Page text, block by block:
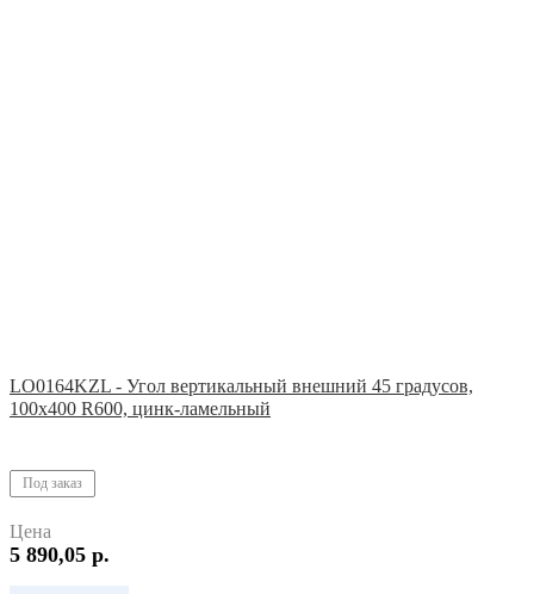
LO0164KZL - Угол вертикальный внешний 45 градусов,
100х400 R600, цинк-ламельный
Под заказ
Цена
5 890,05 р.